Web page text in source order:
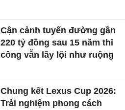
Cận cảnh tuyến đường gần
220 tỷ đồng sau 15 năm thi
công vẫn lầy lội như ruộng
Chung kết Lexus Cup 2026:
Trải nghiệm phong cách